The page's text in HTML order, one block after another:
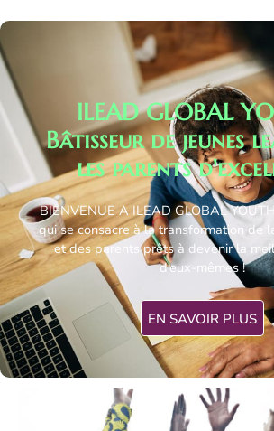
ILEAD GLOBAL
Bâtisseur de jeunes
les parents
BIENVENUE A ILEAD GLOBAL
qui se consacre à la transformation de
et des parents prêts à devenir la
d’eux-mêmes !
EN SAVOIR PLUS